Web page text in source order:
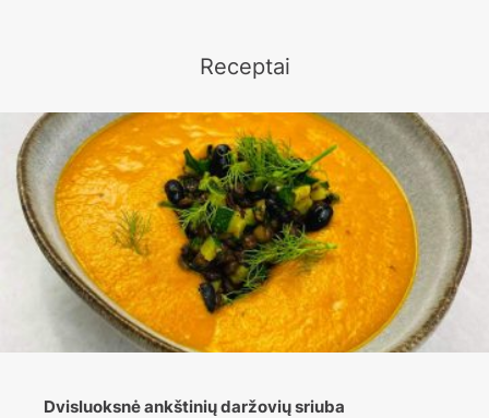
Receptai
Dvisluoksnė ankštinių daržovių sriuba